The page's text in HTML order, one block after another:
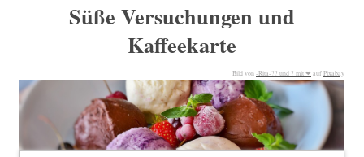
Süße Versuchungen und
Kaffeekarte
Bild von -Rita-?‍? und ? mit ❤ auf Pixabay